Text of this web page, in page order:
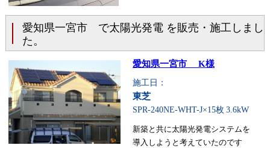
愛知県一宮市 で太陽光発電 を販売・施工しまし
た。
愛知県一宮市 K様
施工日：
東芝
SPR-240NE-WHT-J×15枚 3.6kW
新築と共に太陽光発電システムを
導入しようと考えていたのです